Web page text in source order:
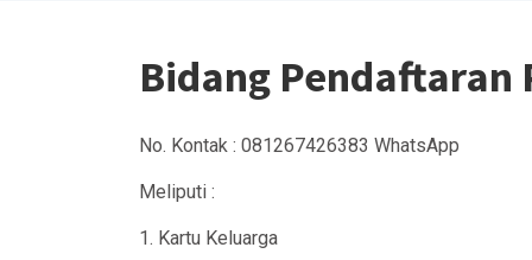
Bidang Pendaftaran
No. Kontak : 081267426383 WhatsApp
Meliputi :
1. Kartu Keluarga